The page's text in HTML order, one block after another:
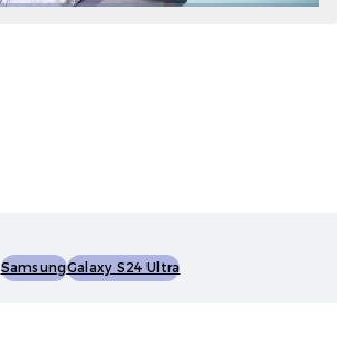
SamsungGalaxy S24 Ultra